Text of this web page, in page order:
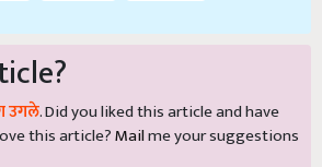
उगले. Did you liked this article and have
this article?Mailme your suggestions